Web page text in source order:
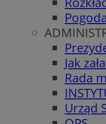
Jak
Rada
Urząd